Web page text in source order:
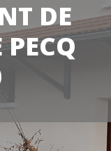
DE
PECQ